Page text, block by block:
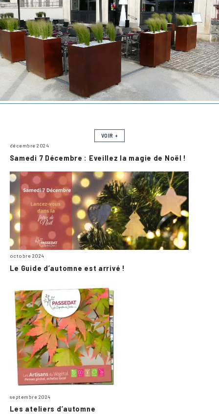
décembre 2024
Samedi 7 Décembre : Eveillez la magie de Noël !
octobre 2024
Le Guide d’automne est arrivé !
septembre 2024
Les ateliers d’automne
VOIR +